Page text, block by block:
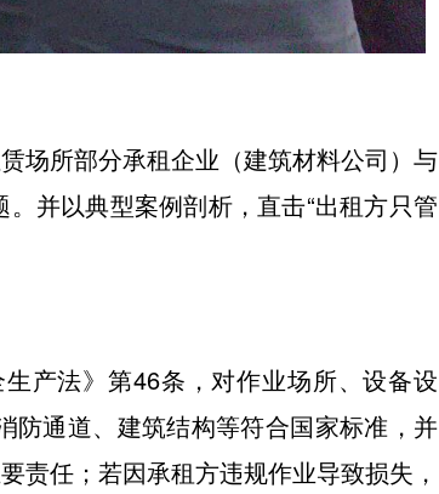
场所部分承租企业（建筑材料公司）与
并以典型案例剖析，直击“出租方只管
产法》第46条，对作业场所、设备设
防通道、建筑结构等符合国家标准，并
责任；若因承租方违规作业导致损失，